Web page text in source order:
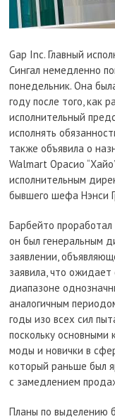
Gap Inc. Главный
Сингал немедленно
понедельник. Она
году после того, как
исполнительный
исполнять
также объявила о
Walmart Орасио
исполнительным
бывшего шефа Нэнси
Барбейто
он был генеральным
заявлении,
заявила, что
диапазоне
аналогичным
годы изо всех сил
поскольку
моды и новички в
который раньше был
с замедлением
Планы по выделению